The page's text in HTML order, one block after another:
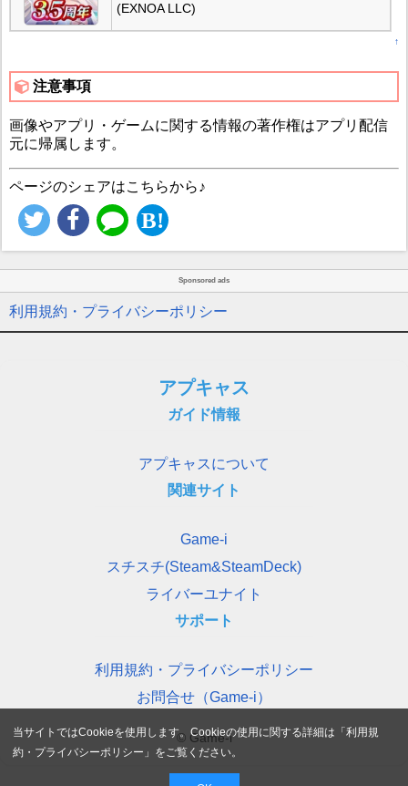
(EXNOA LLC)
↑
注意事項
画像やアプリ・ゲームに関する情報の著作権はアプリ配信
元に帰属します。
ページのシェアはこちらから♪
Sponsored ads
利用規約・プライバシーポリシー
アプキャス
ガイド情報
アプキャスについて
関連サイト
Game-i
スチスチ(Steam&SteamDeck)
ライバーユナイト
サポート
利用規約・プライバシーポリシー
お問合せ（Game-i）
© Game-i
当サイトではCookieを使用します。Cookieの使用に関する詳細は「利用規
約・プライバシーポリシー 」をご覧ください。